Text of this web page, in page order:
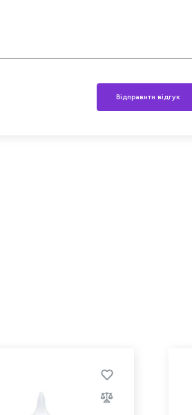
Відправити відгук